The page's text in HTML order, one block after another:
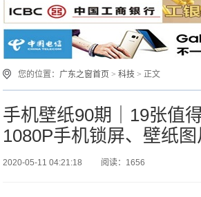
您的位置： 广东之窗首页 >科技 > 正文
手机壁纸90期｜19张值
1080P手机锁屏、壁纸图
2020-05-11 04:21:18 阅读：1656